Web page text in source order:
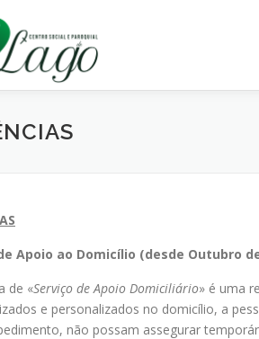
Apoio ao Domicílio (desde Outubro
de «Serviço de Apoio Domiciliário» é uma
e personalizados no domicílio, a
não possam assegurar